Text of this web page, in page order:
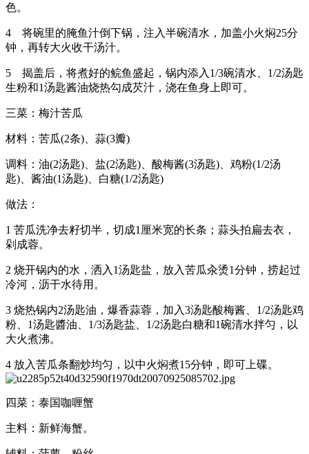
色。
4 将碗里的腌鱼汁倒下锅，注入半碗清水，加盖小火焖25分
钟，再转大火收干汤汁。
5 揭盖后，将煮好的鲩鱼盛起，锅内添入1/3碗清水、1/2汤匙
生粉和1汤匙酱油烧热勾成芡汁，浇在鱼身上即可。
三菜：梅汁苦瓜
材料：苦瓜(2条)、蒜(3瓣)
调料：油(2汤匙)、盐(2汤匙)、酸梅酱(3汤匙)、鸡粉(1/2汤
匙)、酱油(1汤匙)、白糖(1/2汤匙)
做法：
1 苦瓜洗净去籽切半，切成1厘米宽的长条；蒜头拍扁去衣，
剁成蓉。
2 烧开锅内的水，洒入1汤匙盐，放入苦瓜汆烫1分钟，捞起过
冷河，沥干水待用。
3 烧热锅内2汤匙油，爆香蒜蓉，加入3汤匙酸梅酱、1/2汤匙鸡
粉、1汤匙醬油、1/3汤匙盐、1/2汤匙白糖和1碗清水拌匀，以
大火煮沸。
4 放入苦瓜条翻炒均匀，以中火焖煮15分钟，即可上碟。
四菜：泰国咖喱蟹
主料：新鲜海蟹。